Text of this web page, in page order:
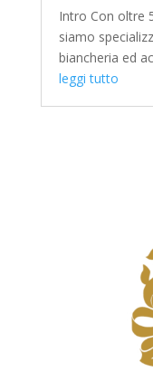
Intro Con oltre
siamo
biancheria ed
leggi tutto